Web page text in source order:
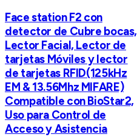
Face station F2 con
detector de Cubre bocas,
Lector Facial, Lector de
tarjetas Móviles y lector
de tarjetas RFID(125kHz
EM & 13.56Mhz MIFARE)
Compatible con BioStar2,
Uso para Control de
Acceso y Asistencia